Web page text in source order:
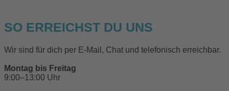
SO ERREICHST DU UNS
Wir sind für dich per E-Mail, Chat und telefonisch erreichbar.
Montag bis Freitag
9:00–13:00 Uhr